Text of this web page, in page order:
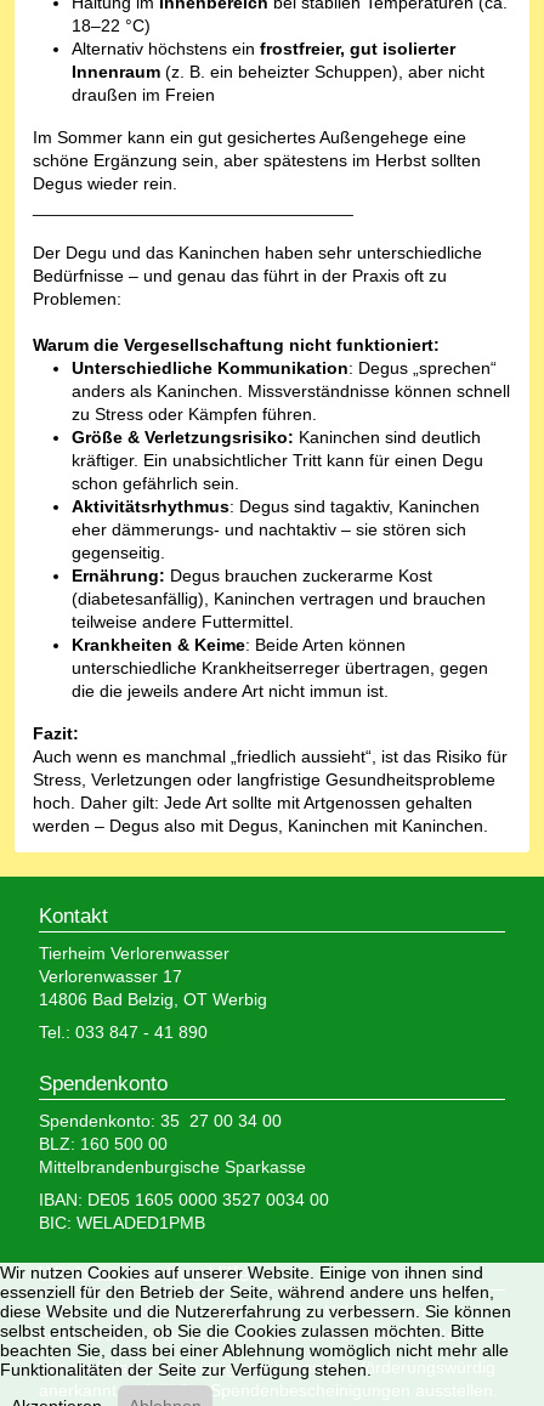
18–22 °C)
Alternativ höchstens ein frostfreier, gut isolierter
Innenraum (z. B. ein beheizter Schuppen), aber nicht
draußen im Freien
Im Sommer kann ein gut gesichertes Außengehege eine
schöne Ergänzung sein, aber spätestens im Herbst sollten
Degus wieder rein.
Der Degu und das Kaninchen haben sehr unterschiedliche
Bedürfnisse – und genau das führt in der Praxis oft zu
Problemen:
Warum die Vergesellschaftung nicht funktioniert:
Unterschiedliche Kommunikation: Degus „sprechen“
anders als Kaninchen. Missverständnisse können schnell
zu Stress oder Kämpfen führen.
Größe & Verletzungsrisiko: Kaninchen sind deutlich
kräftiger. Ein unabsichtlicher Tritt kann für einen Degu
schon gefährlich sein.
Aktivitätsrhythmus: Degus sind tagaktiv, Kaninchen
eher dämmerungs- und nachtaktiv – sie stören sich
gegenseitig.
Ernährung: Degus brauchen zuckerarme Kost
(diabetesanfällig), Kaninchen vertragen und brauchen
teilweise andere Futtermittel.
Krankheiten & Keime: Beide Arten können
unterschiedliche Krankheitserreger übertragen, gegen
die die jeweils andere Art nicht immun ist.
Fazit:
Auch wenn es manchmal „friedlich aussieht“, ist das Risiko für
Stress, Verletzungen oder langfristige Gesundheitsprobleme
hoch. Daher gilt: Jede Art sollte mit Artgenossen gehalten
werden – Degus also mit Degus, Kaninchen mit Kaninchen.
Kontakt
Tierheim Verlorenwasser
Verlorenwasser 17
14806 Bad Belzig, OT Werbig
Tel.: 033 847 - 41 890
Spendenkonto
Spendenkonto: 35 27 00 34 00
BLZ: 160 500 00
Mittelbrandenburgische Sparkasse
IBAN: DE05 1605 0000 3527 0034 00
BIC: WELADED1PMB
Wir brauchen Ihre Hilfe,
denn wir erhalten keinerlei staatliche Hilfe, sondern
finanzieren das Tierheim aus Spenden und Erbschaften.
Wir sind als gemeinnützig und besonders förderungswürdig
anerkannt und dürfen Spendenbescheinigungen ausstellen.
Wir nutzen Cookies auf unserer Website. Einige von ihnen sind
essenziell für den Betrieb der Seite, während andere uns helfen,
diese Website und die Nutzererfahrung zu verbessern. Sie können
selbst entscheiden, ob Sie die Cookies zulassen möchten. Bitte
beachten Sie, dass bei einer Ablehnung womöglich nicht mehr alle
Funktionalitäten der Seite zur Verfügung stehen.